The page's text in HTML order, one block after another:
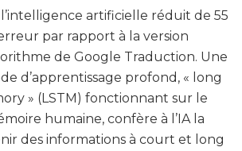
l’intelligence artificielle réduit de 55
par rapport à la version
de Google Traduction. Une
d’apprentissage profond, « long
» (LSTM) fonctionnant sur le
humaine, confère à l’IA la
des informations à court et long